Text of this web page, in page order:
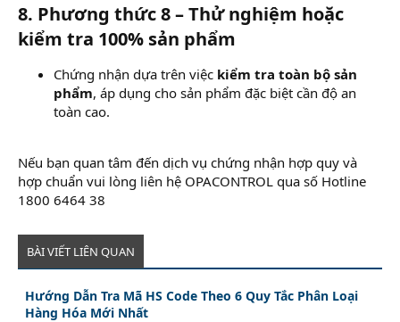
8. Phương thức 8 – Thử nghiệm hoặc
kiểm tra 100% sản phẩm
Chứng nhận dựa trên việc kiểm tra toàn bộ sản
phẩm, áp dụng cho sản phẩm đặc biệt cần độ an
toàn cao.
Nếu bạn quan tâm đến dịch vụ chứng nhận hợp quy và
hợp chuẩn vui lòng liên hệ OPACONTROL qua số Hotline
1800 6464 38
BÀI VIẾT LIÊN QUAN
Hướng Dẫn Tra Mã HS Code Theo 6 Quy Tắc Phân Loại
Hàng Hóa Mới Nhất